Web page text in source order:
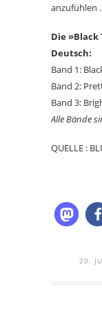
anzufühlen
Die
Deutsch:
Band 1:
Band 2:
Band 3:
Alle Bände
QUELLE :
20.